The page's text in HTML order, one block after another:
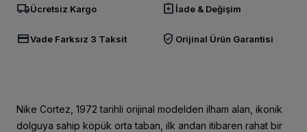
local_shippingÜcretsiz Kargo assignment_return İade & Değişim
credit_cardVade Farksız 3 Taksit verified_user Orijinal Ürün Garantisi
Nike Cortez, 1972 tarihli orijinal modelden ilham alan, ikonik
dolguya sahip köpük orta taban, ilk andan itibaren rahat bir